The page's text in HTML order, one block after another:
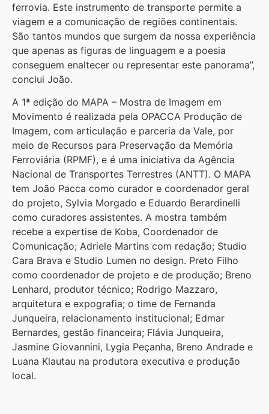
ferrovia. Este instrumento de transporte permite a
viagem e a comunicação de regiões continentais.
São tantos mundos que surgem da nossa experiência
que apenas as figuras de linguagem e a poesia
conseguem enaltecer ou representar este panorama”,
conclui João.
A 1ª edição do MAPA – Mostra de Imagem em
Movimento é realizada pela OPACCA Produção de
Imagem, com articulação e parceria da Vale, por
meio de Recursos para Preservação da Memória
Ferroviária (RPMF), e é uma iniciativa da Agência
Nacional de Transportes Terrestres (ANTT). O MAPA
tem João Pacca como curador e coordenador geral
do projeto, Sylvia Morgado e Eduardo Berardinelli
como curadores assistentes. A mostra também
recebe a expertise de Koba, Coordenador de
Comunicação; Adriele Martins com redação; Studio
Cara Brava e Studio Lumen no design. Preto Filho
como coordenador de projeto e de produção; Breno
Lenhard, produtor técnico; Rodrigo Mazzaro,
arquitetura e expografia; o time de Fernanda
Junqueira, relacionamento institucional; Edmar
Bernardes, gestão financeira; Flávia Junqueira,
Jasmine Giovannini, Lygia Peçanha, Breno Andrade e
Luana Klautau na produtora executiva e produção
local.